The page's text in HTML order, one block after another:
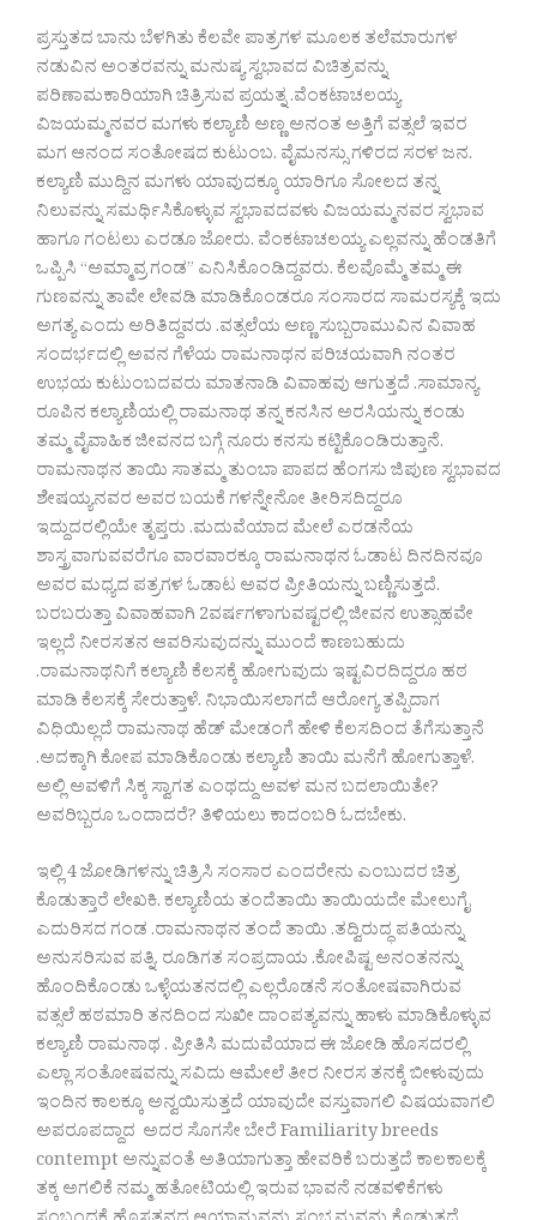
ಪ್ರಸ್ತುತದ ಬಾನು ಬೆಳಗಿತು ಕೆಲವೇ ಪಾತ್ರಗಳ ಮೂಲಕ ತಲೆಮಾರುಗಳ
ನಡುವಿನ ಅಂತರವನ್ನು ಮನುಷ್ಯ ಸ್ವಭಾವದ ವಿಚಿತ್ರವನ್ನು
ಪರಿಣಾಮಕಾರಿಯಾಗಿ ಚಿತ್ರಿಸುವ ಪ್ರಯತ್ನ .ವೆಂಕಟಾಚಲಯ್ಯ
ವಿಜಯಮ್ಮನವರ ಮಗಳು ಕಲ್ಯಾಣಿ ಅಣ್ಣ ಅನಂತ ಅತ್ತಿಗೆ ವತ್ಸಲೆ ಇವರ
ಮಗ ಆನಂದ ಸಂತೋಷದ ಕುಟುಂಬ. ವೈಮನಸ್ಸು ಗಳಿರದ ಸರಳ ಜನ.
ಕಲ್ಯಾಣಿ ಮುದ್ದಿನ ಮಗಳು ಯಾವುದಕ್ಕೂ ಯಾರಿಗೂ ಸೋಲದ ತನ್ನ
ನಿಲುವನ್ನು ಸಮರ್ಥಿಸಿಕೊಳ್ಳುವ ಸ್ವಭಾವದವಳು ವಿಜಯಮ್ಮನವರ ಸ್ವಭಾವ
ಹಾಗೂ ಗಂಟಲು ಎರಡೂ ಜೋರು. ವೆಂಕಟಾಚಲಯ್ಯ ಎಲ್ಲವನ್ನು ಹೆಂಡತಿಗೆ
ಒಪ್ಪಿಸಿ “ಅಮ್ಮಾವ್ರ ಗಂಡ” ಎನಿಸಿಕೊಂಡಿದ್ದವರು. ಕೆಲವೊಮ್ಮೆ ತಮ್ಮ ಈ
ಗುಣವನ್ನು ತಾವೇ ಲೇವಡಿ ಮಾಡಿಕೊಂಡರೂ ಸಂಸಾರದ ಸಾಮರಸ್ಯಕ್ಕೆ ಇದು
ಅಗತ್ಯ ಎಂದು ಅರಿತಿದ್ದವರು .ವತ್ಸಲೆಯ ಅಣ್ಣ ಸುಬ್ಬರಾಮುವಿನ ವಿವಾಹ
ಸಂದರ್ಭದಲ್ಲಿ ಅವನ ಗೆಳೆಯ ರಾಮನಾಥನ ಪರಿಚಯವಾಗಿ ನಂತರ
ಉಭಯ ಕುಟುಂಬದವರು ಮಾತನಾಡಿ ವಿವಾಹವು ಆಗುತ್ತದೆ .ಸಾಮಾನ್ಯ
ರೂಪಿನ ಕಲ್ಯಾಣಿಯಲ್ಲಿ ರಾಮನಾಥ ತನ್ನ ಕನಸಿನ ಅರಸಿಯನ್ನು ಕಂಡು
ತಮ್ಮ ವೈವಾಹಿಕ ಜೀವನದ ಬಗ್ಗೆ ನೂರು ಕನಸು ಕಟ್ಟಿಕೊಂಡಿರುತ್ತಾನೆ.
ರಾಮನಾಥನ ತಾಯಿ ಸಾತಮ್ಮ ತುಂಬಾ ಪಾಪದ ಹೆಂಗಸು ಜಿಪುಣ ಸ್ವಭಾವದ
ಶೇಷಯ್ಯನವರ ಅವರ ಬಯಕೆ ಗಳನ್ನೇನೋ ತೀರಿಸದಿದ್ದರೂ
ಇದ್ದುದರಲ್ಲಿಯೇ ತೃಪ್ತರು .ಮದುವೆಯಾದ ಮೇಲೆ ಎರಡನೆಯ
ಶಾಸ್ತ್ರವಾಗುವವರೆಗೂ ವಾರವಾರಕ್ಕೂ ರಾಮನಾಥನ ಓಡಾಟ ದಿನದಿನವೂ
ಅವರ ಮಧ್ಯದ ಪತ್ರಗಳ ಓಡಾಟ ಅವರ ಪ್ರೀತಿಯನ್ನು ಬಣ್ಣಿಸುತ್ತದೆ.
ಬರಬರುತ್ತಾ ವಿವಾಹವಾಗಿ 2ವರ್ಷಗಳಾಗುವಷ್ಟರಲ್ಲಿ ಜೀವನ ಉತ್ಸಾಹವೇ
ಇಲ್ಲದೆ ನೀರಸತನ ಆವರಿಸುವುದನ್ನು ಮುಂದೆ ಕಾಣಬಹುದು
.ರಾಮನಾಥನಿಗೆ ಕಲ್ಯಾಣಿ ಕೆಲಸಕ್ಕೆ ಹೋಗುವುದು ಇಷ್ಟವಿರದಿದ್ದರೂ ಹಠ
ಮಾಡಿ ಕೆಲಸಕ್ಕೆ ಸೇರುತ್ತಾಳೆ. ನಿಭಾಯಿಸಲಾಗದೆ ಆರೋಗ್ಯ ತಪ್ಪಿದಾಗ
ವಿಧಿಯಿಲ್ಲದೆ ರಾಮನಾಥ ಹೆಡ್ ಮೇಡಂಗೆ ಹೇಳಿ ಕೆಲಸದಿಂದ ತೆಗೆಸುತ್ತಾನೆ
.ಅದಕ್ಕಾಗಿ ಕೋಪ ಮಾಡಿಕೊಂಡು ಕಲ್ಯಾಣಿ ತಾಯಿ ಮನೆಗೆ ಹೋಗುತ್ತಾಳೆ.
ಅಲ್ಲಿ ಅವಳಿಗೆ ಸಿಕ್ಕ ಸ್ವಾಗತ ಎಂಥದ್ದು ಅವಳ ಮನ ಬದಲಾಯಿತೇ?
ಅವರಿಬ್ಬರೂ ಒಂದಾದರೆ? ತಿಳಿಯಲು ಕಾದಂಬರಿ ಓದಬೇಕು.
ಇಲ್ಲಿ 4 ಜೋಡಿಗಳನ್ನು ಚಿತ್ರಿಸಿ ಸಂಸಾರ ಎಂದರೇನು ಎಂಬುದರ ಚಿತ್ರ
ಕೊಡುತ್ತಾರೆ ಲೇಖಕಿ. ಕಲ್ಯಾಣಿಯ ತಂದೆತಾಯಿ ತಾಯಿಯದೇ ಮೇಲುಗೈ
ಎದುರಿಸದ ಗಂಡ .ರಾಮನಾಥನ ತಂದೆ ತಾಯಿ .ತದ್ವಿರುದ್ಧ ಪತಿಯನ್ನು
ಅನುಸರಿಸುವ ಪತ್ನಿ. ರೂಡಿಗತ ಸಂಪ್ರದಾಯ .ಕೋಪಿಷ್ಟ ಅನಂತನನ್ನು
ಹೊಂದಿಕೊಂಡು ಒಳ್ಳೆಯತನದಲ್ಲಿ ಎಲ್ಲರೊಡನೆ ಸಂತೋಷವಾಗಿರುವ
ವತ್ಸಲೆ ಹಠಮಾರಿ ತನದಿಂದ ಸುಖೀ ದಾಂಪತ್ಯವನ್ನು ಹಾಳು ಮಾಡಿಕೊಳ್ಳುವ
ಕಲ್ಯಾಣಿ ರಾಮನಾಥ . ಪ್ರೀತಿಸಿ ಮದುವೆಯಾದ ಈ ಜೋಡಿ ಹೊಸದರಲ್ಲಿ
ಎಲ್ಲಾ ಸಂತೋಷವನ್ನು ಸವಿದು ಆಮೇಲೆ ತೀರ ನೀರಸ ತನಕ್ಕೆ ಬೀಳುವುದು
ಇಂದಿನ ಕಾಲಕ್ಕೂ ಅನ್ವಯಿಸುತ್ತದೆ ಯಾವುದೇ ವಸ್ತುವಾಗಲಿ ವಿಷಯವಾಗಲಿ
ಅಪರೂಪದ್ದಾದ ಅದರ ಸೊಗಸೇ ಬೇರೆ Familiarity breeds
contempt ಅನ್ನುವಂತೆ ಅತಿಯಾಗುತ್ತಾ ಹೇವರಿಕೆ ಬರುತ್ತದೆ ಕಾಲಕಾಲಕ್ಕೆ
ತಕ್ಕ ಅಗಲಿಕೆ ನಮ್ಮ ಹತೋಟಿಯಲ್ಲಿ ಇರುವ ಭಾವನೆ ನಡವಳಿಕೆಗಳು